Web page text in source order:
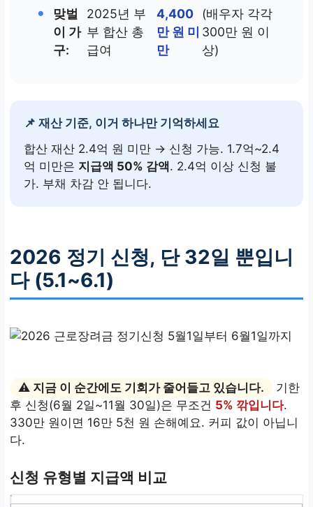
•
맞벌
이 가
구:
2025년 부
부 합산 총
급여
4,400
만 원 미
만
(배우자 각각
300만 원 이
상)
📌 재산 기준, 이거 하나만 기억하세요
합산 재산 2.4억 원 미만 → 신청 가능. 1.7억~2.4
억 미만은 지급액 50% 감액. 2.4억 이상 신청 불
가. 부채 차감 안 됩니다.
2026 정기 신청, 단 32일 뿐입니
다 (5.1~6.1)
⚠️ 지금 이 순간에도 기회가 줄어들고 있습니다.
기한
후 신청(6월 2일~11월 30일)은 무조건 5% 깎입니다.
330만 원이면 16만 5천 원 손해예요. 커피 값이 아닙니
다.
신청 유형별 지급액 비교